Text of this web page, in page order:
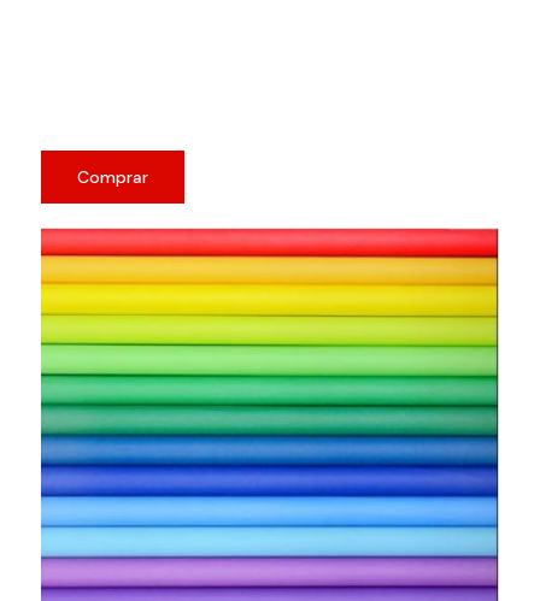
Comprar